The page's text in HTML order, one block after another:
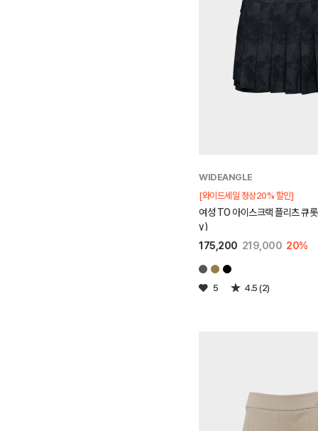
WIDEANGLE
[와이드세일 정상20% 할인]
여성 TO 아이스크랙 플리츠 큐
y)
175,200 219,000 20%
5 4.5 (2)